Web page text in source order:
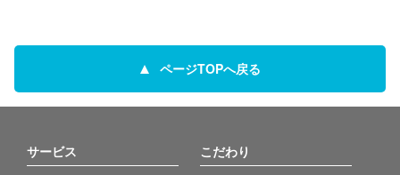
ページTOPへ戻る
サービス こだわり